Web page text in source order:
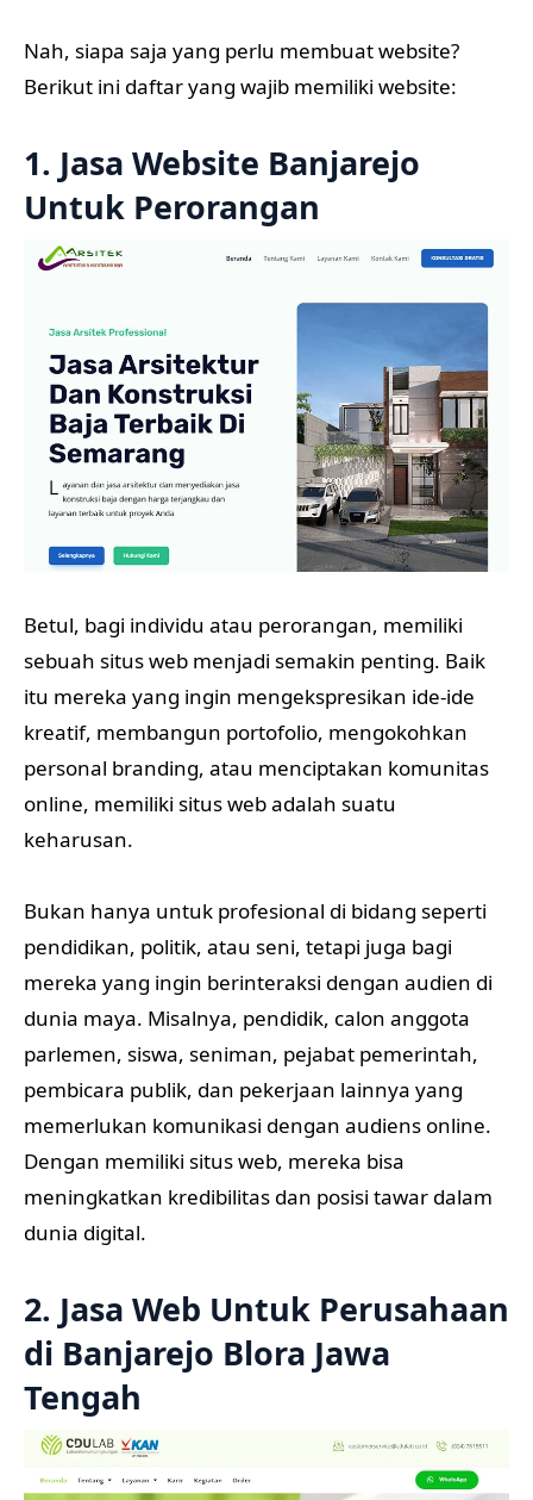
Nah, siapa saja yang perlu membuat website?
Berikut ini daftar yang wajib memiliki website:
1. Jasa Website Banjarejo
Untuk Perorangan
Betul, bagi individu atau perorangan, memiliki
sebuah situs web menjadi semakin penting. Baik
itu mereka yang ingin mengekspresikan ide-ide
kreatif, membangun portofolio, mengokohkan
personal branding, atau menciptakan komunitas
online, memiliki situs web adalah suatu
keharusan.
Bukan hanya untuk profesional di bidang seperti
pendidikan, politik, atau seni, tetapi juga bagi
mereka yang ingin berinteraksi dengan audien di
dunia maya. Misalnya, pendidik, calon anggota
parlemen, siswa, seniman, pejabat pemerintah,
pembicara publik, dan pekerjaan lainnya yang
memerlukan komunikasi dengan audiens online.
Dengan memiliki situs web, mereka bisa
meningkatkan kredibilitas dan posisi tawar dalam
dunia digital.
2. Jasa Web Untuk Perusahaan
di Banjarejo Blora Jawa
Tengah